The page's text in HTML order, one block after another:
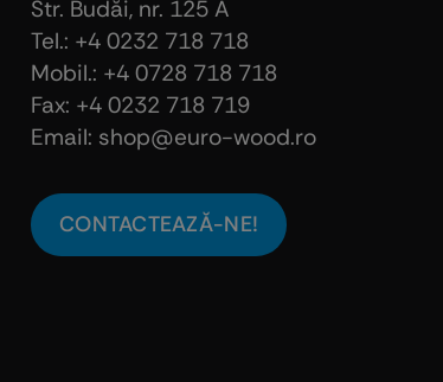
Str. Budăi, nr. 125 A
Tel.: +4 0232 718 718
Mobil.: +4 0728 718 718
Fax: +4 0232 718 719
Email: shop@euro-wood.ro
CONTACTEAZĂ-NE!